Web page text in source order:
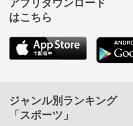
アプリダウンロード
はこちら
ジャンル別ランキング
「スポーツ」